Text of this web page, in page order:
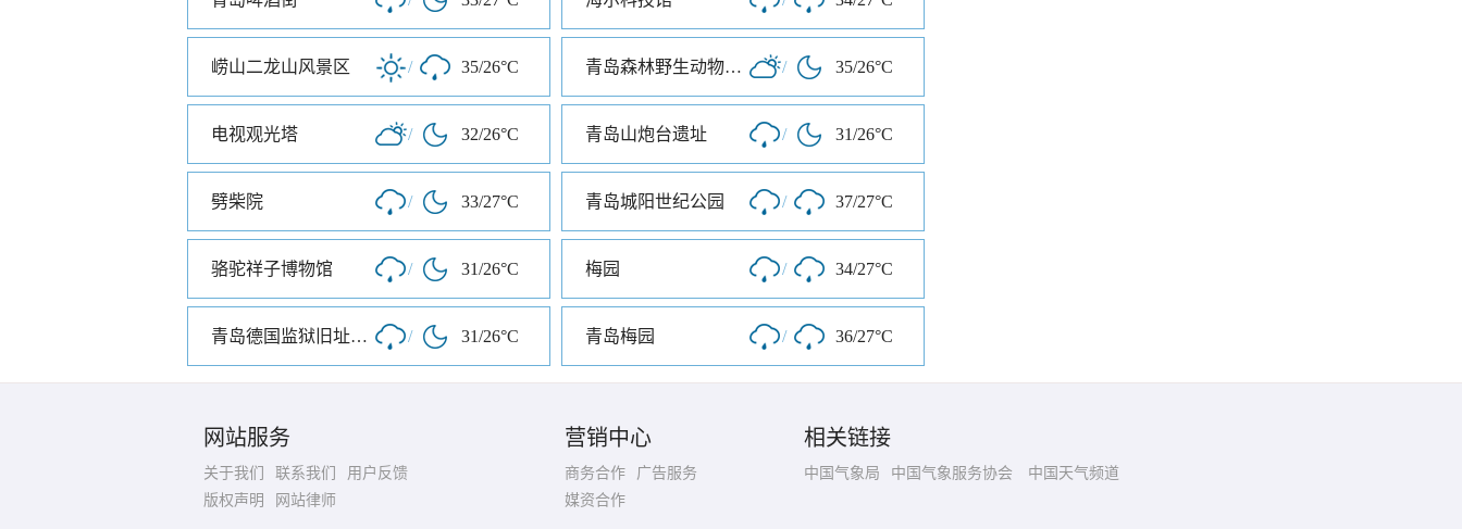
崂山二龙山风景区 / 35/26°C 青岛森林野生动物世界 / 35/26°C
电视观光塔 / 32/26°C 青岛山炮台遗址 / 31/26°C
劈柴院 / 33/27°C 青岛城阳世纪公园 / 37/27°C
骆驼祥子博物馆 / 31/26°C 梅园 / 34/27°C
青岛德国监狱旧址博物馆 / 31/26°C 青岛梅园 / 36/27°C
网站服务
关于我们 联系我们
用户反馈
版权声明
网站律师
营销中心
商务合作
广告服务
媒资合作
相关链接
中国气象局 中国气象服务协会 中国天气频道